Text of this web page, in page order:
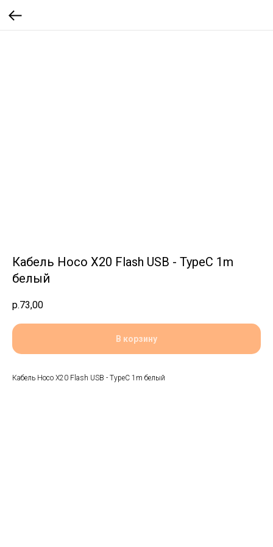
Кабель Hoco X20 Flash USB - TypeC 1m
белый
р.73,00
В корзину
Кабель Hoco X20 Flash USB - TypeC 1m белый